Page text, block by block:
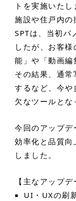
トを実施いたし
施設や住戸内の
SPTは、当初パ
したが、お客
能」や「動画編
その結果、通
するなど、今
欠なツールとな
今回のアップデ
効率化と品質向
しました。
【主なアップデ
UI・UXの刷